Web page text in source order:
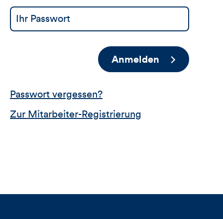
Anmelden
Passwort vergessen?
Zur Mitarbeiter-Registrierung